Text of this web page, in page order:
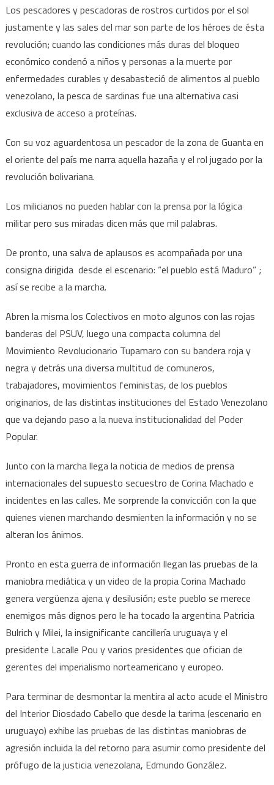
Los pescadores y pescadoras de rostros curtidos por el sol
justamente y las sales del mar son parte de los héroes de ésta
revolución; cuando las condiciones más duras del bloqueo
económico condenó a niños y personas a la muerte por
enfermedades curables y desabasteció de alimentos al pueblo
venezolano, la pesca de sardinas fue una alternativa casi
exclusiva de acceso a proteínas.
Con su voz aguardentosa un pescador de la zona de Guanta en
el oriente del país me narra aquella hazaña y el rol jugado por la
revolución bolivariana.
Los milicianos no pueden hablar con la prensa por la lógica
militar pero sus miradas dicen más que mil palabras.
De pronto, una salva de aplausos es acompañada por una
consigna dirigida desde el escenario: “el pueblo está Maduro” ;
así se recibe a la marcha.
Abren la misma los Colectivos en moto algunos con las rojas
banderas del PSUV, luego una compacta columna del
Movimiento Revolucionario Tupamaro con su bandera roja y
negra y detrás una diversa multitud de comuneros,
trabajadores, movimientos feministas, de los pueblos
originarios, de las distintas instituciones del Estado Venezolano
que va dejando paso a la nueva institucionalidad del Poder
Popular.
Junto con la marcha llega la noticia de medios de prensa
internacionales del supuesto secuestro de Corina Machado e
incidentes en las calles. Me sorprende la convicción con la que
quienes vienen marchando desmienten la información y no se
alteran los ánimos.
Pronto en esta guerra de información llegan las pruebas de la
maniobra mediática y un video de la propia Corina Machado
genera vergüenza ajena y desilusión; este pueblo se merece
enemigos más dignos pero le ha tocado la argentina Patricia
Bulrich y Milei, la insignificante cancillería uruguaya y el
presidente Lacalle Pou y varios presidentes que ofician de
gerentes del imperialismo norteamericano y europeo.
Para terminar de desmontar la mentira al acto acude el Ministro
del Interior Diosdado Cabello que desde la tarima (escenario en
uruguayo) exhibe las pruebas de las distintas maniobras de
agresión incluida la del retorno para asumir como presidente del
prófugo de la justicia venezolana, Edmundo González.